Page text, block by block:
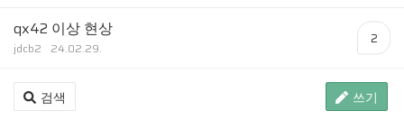
qx42 이상 현상
jdcb2 24.02.29.
2
검색 쓰기